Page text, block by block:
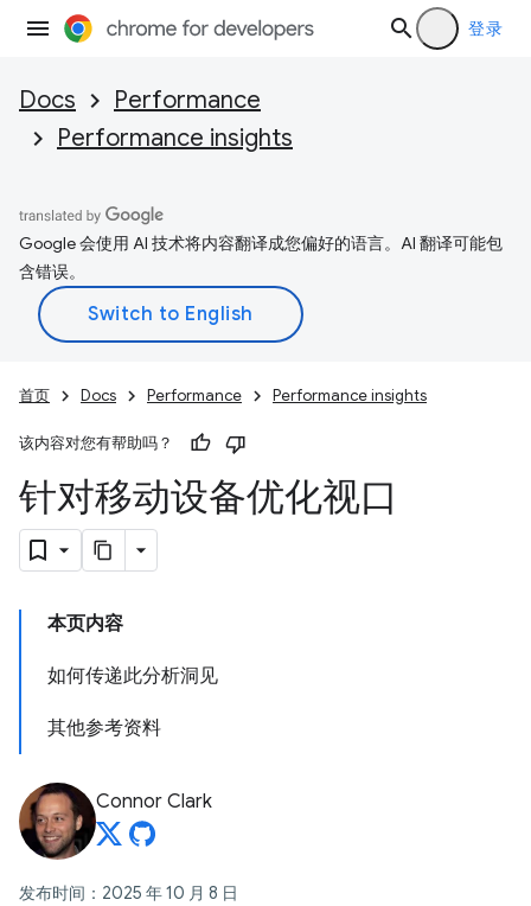
登录
Docs
Performance
Performance insights
Google 会使用 AI 技术将内容翻译成您偏好的语言。AI 翻译可能包
含错误。
首页 Docs Performance Performance insights
该内容对您有帮助吗？
针对移动设备优化视口
本页内容
如何传递此分析洞见
其他参考资料
Connor Clark
发布时间：2025 年 10 月 8 日